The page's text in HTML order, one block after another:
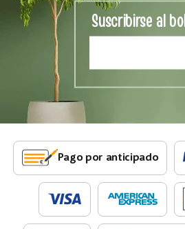
Suscribirse al
Pago por anticipado